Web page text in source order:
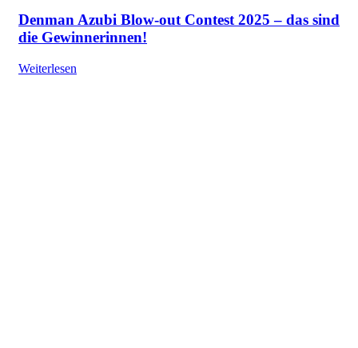
Denman Azubi Blow-out Contest 2025 – das sind
die Gewinnerinnen!
Weiterlesen